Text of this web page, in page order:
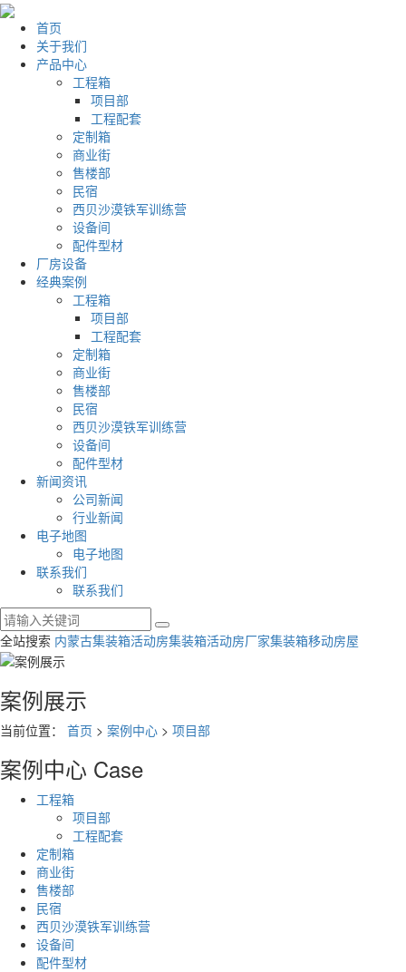
首页
关于我们
产品中心
工程箱
项目部
工程配套
定制箱
商业街
售楼部
民宿
西贝沙漠铁军训练营
设备间
配件型材
厂房设备
经典案例
工程箱
项目部
工程配套
定制箱
商业街
售楼部
民宿
西贝沙漠铁军训练营
设备间
配件型材
新闻资讯
公司新闻
行业新闻
电子地图
电子地图
联系我们
联系我们
全站搜索 内蒙古集装箱活动房集装箱活动房厂家集装箱移动房屋
案例展示
当前位置： 首页 > 案例中心 > 项目部
案例中心 Case
工程箱
项目部
工程配套
定制箱
商业街
售楼部
民宿
西贝沙漠铁军训练营
设备间
配件型材